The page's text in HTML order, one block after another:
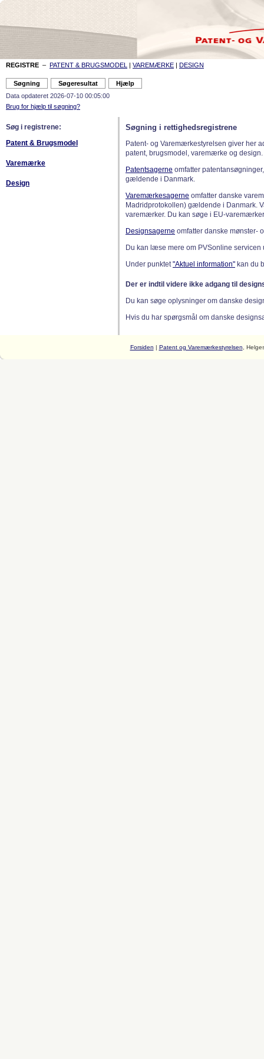
REGISTRE – PATENT & BRUGSMODEL | VAREMÆRKE | DESIGN
Data opdateret 2026-07-10 00:05:00
Brug for hjælp til søgning?
Søg i registrene:
Patent & Brugsmodel
Varemærke
Design
Søgning i rettighedsregistrene
Patent- og Varemærkestyrelsen giver her
patent, brugsmodel, varemærke og design.
Patentsagerne omfatter
gældende i Danmark.
Varemærkesagerne omfatter danske
Madridprotokollen) gældende i Danmark.
varemærker. Du kan søge i EU-
Designsagerne omfatter danske mønster-
Du kan læse mere om PVSonline
Under punktet"Aktuel information" kan du
Der er indtil videre ikke adgang til
Du kan søge oplysninger om danske
Hvis du har spørgsmål om danske
Forsiden | Patent og Varemærkestyrelsen ,